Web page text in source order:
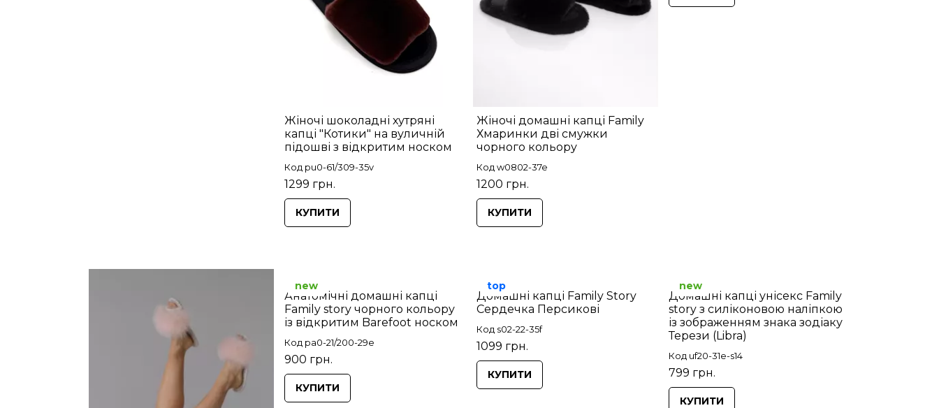
Жіночі шоколадні хутряні
капці "Котики" на вуличній
підошві з відкритим носком
Код pu0-61/309-35v
1299 грн.
КУПИТИ
Жіночі домашні капці Family
Хмаринки дві смужки
чорного кольору
Код w0802-37e
1200 грн.
КУПИТИ
Анатомічні домашні капці
Family story чорного кольору
із відкритим Barefoot носком
Код pa0-21/200-29e
900 грн.
new
КУПИТИ
Домашні капці Family Story
Сердечка Персикові
Код s02-22-35f
1099 грн.
top
КУПИТИ
Домашні капці унісекс Family
story з силіконовою наліпкою
із зображенням знака зодіаку
Терези (Libra)
Код uf20-31e-s14
799 грн.
new
КУПИТИ